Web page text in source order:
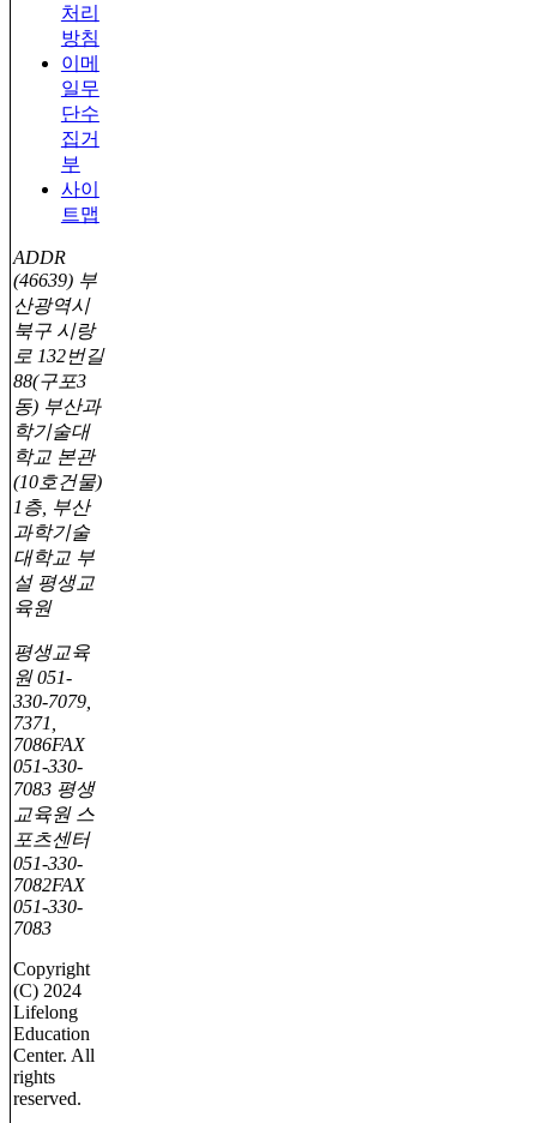
처리
방침
이메
일무
단수
집거
부
사이
트맵
ADDR
(46639) 부
산광역시
북구 시랑
로 132번길
88(구포3
동) 부산과
학기술대
학교 본관
(10호건물)
1층, 부산
과학기술
대학교 부
설 평생교
육원
평생교육
원051-
330-7079,
7371,
7086FAX
051-330-
7083 평생
교육원 스
포츠센터
051-330-
7082FAX
051-330-
7083
Copyright
(C) 2024
Lifelong
Education
Center. All
rights
reserved.